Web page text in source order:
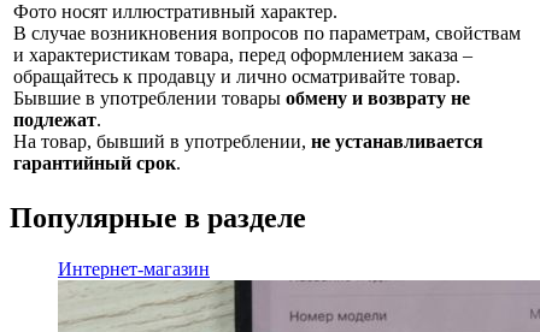
Фото носят иллюстративный характер.
В случае возникновения вопросов по параметрам, свойствам
и характеристикам товара, перед оформлением заказа –
обращайтесь к продавцу и лично осматривайте товар.
Бывшие в употреблении товары обмену и возврату не
подлежат.
На товар, бывший в употреблении, не устанавливается
гарантийный срок.
Популярные в разделе
Интернет-магазин